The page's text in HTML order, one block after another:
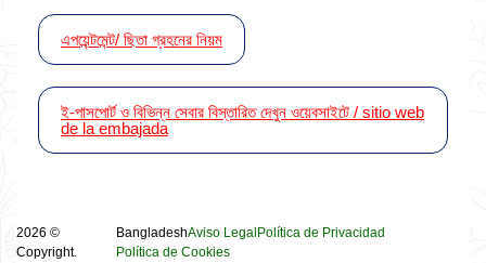
এপয়েন্টমেন্ট/ ছিতা গ্রহনের নিয়ম
ই-পাসপোর্ট ও বিভিন্ন সেবার বিস্তারিত দেখুন ওয়েবসাইটে / sitio web
de la embajada
2026 ©
Copyright.
BangladeshAviso LegalPolítica de Privacidad
Política de Cookies